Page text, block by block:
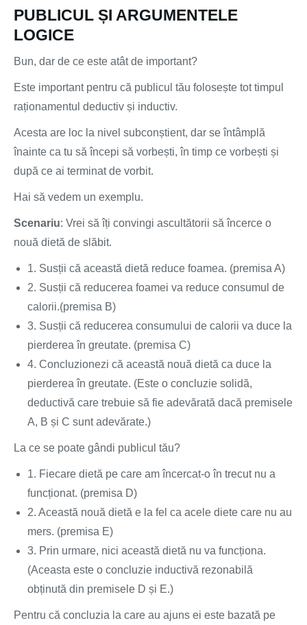
PUBLICUL ȘI ARGUMENTELE
LOGICE
Bun, dar de ce este atât de important?
Este important pentru că publicul tău folosește tot timpul
raționamentul deductiv și inductiv.
Acesta are loc la nivel subconștient, dar se întâmplă
înainte ca tu să începi să vorbești, în timp ce vorbești și
după ce ai terminat de vorbit.
Hai să vedem un exemplu.
Scenariu: Vrei să îți convingi ascultătorii să încerce o
nouă dietă de slăbit.
1. Susții că această dietă reduce foamea. (premisa A)
2. Susții că reducerea foamei va reduce consumul de
calorii.(premisa B)
3. Susții că reducerea consumului de calorii va duce la
pierderea în greutate. (premisa C)
4. Concluzionezi că această nouă dietă ca duce la
pierderea în greutate. (Este o concluzie solidă,
deductivă care trebuie să fie adevărată dacă premisele
A, B și C sunt adevărate.)
La ce se poate gândi publicul tău?
1. Fiecare dietă pe care am încercat-o în trecut nu a
funcționat. (premisa D)
2. Această nouă dietă e la fel ca acele diete care nu au
mers. (premisa E)
3. Prin urmare, nici această dietă nu va funcționa.
(Aceasta este o concluzie inductivă rezonabilă
obținută din premisele D și E.)
Pentru că concluzia la care au ajuns ei este bazată pe